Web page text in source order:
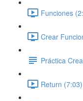
Funciones
Crear
Práctica
Return (7:03)